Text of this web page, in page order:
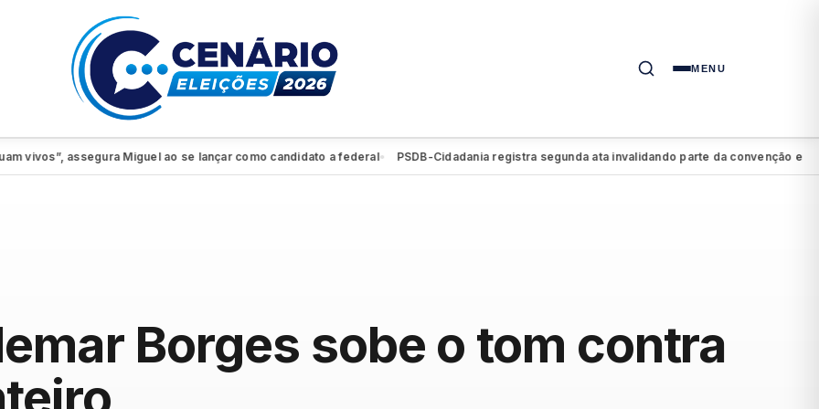
MENU
assegura Miguel ao se lançar como candidato a federal● PSDB-Cidadania registra segunda ata invalidando parte da convenção e
Borges sobe o tom contra